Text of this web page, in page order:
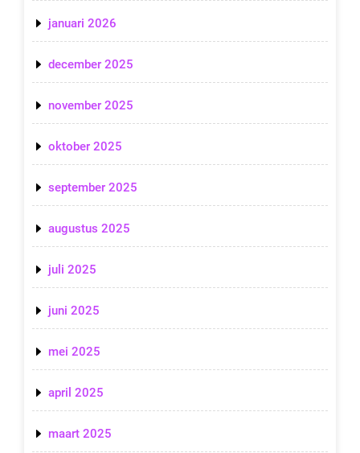
januari 2026
december 2025
november 2025
oktober 2025
september 2025
augustus 2025
juli 2025
juni 2025
mei 2025
april 2025
maart 2025